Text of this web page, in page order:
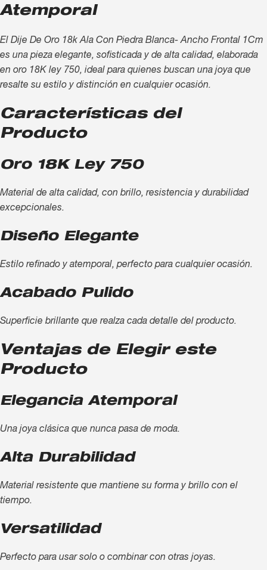
Atemporal
El Dije De Oro 18k Ala Con Piedra Blanca- Ancho Frontal 1Cm
es una pieza elegante, sofisticada y de alta calidad, elaborada
en oro 18K ley 750, ideal para quienes buscan una joya que
resalte su estilo y distinción en cualquier ocasión.
Características del
Producto
Oro 18K Ley 750
Material de alta calidad, con brillo, resistencia y durabilidad
excepcionales.
Diseño Elegante
Estilo refinado y atemporal, perfecto para cualquier ocasión.
Acabado Pulido
Superficie brillante que realza cada detalle del producto.
Ventajas de Elegir este
Producto
Elegancia Atemporal
Una joya clásica que nunca pasa de moda.
Alta Durabilidad
Material resistente que mantiene su forma y brillo con el
tiempo.
Versatilidad
Perfecto para usar solo o combinar con otras joyas.